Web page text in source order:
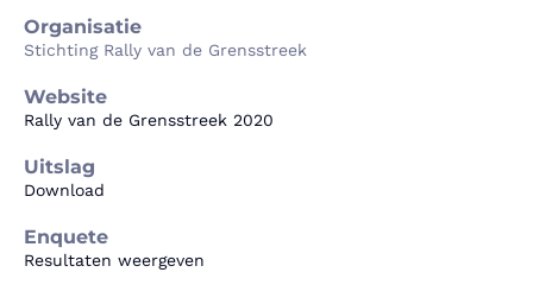
Organisatie
Stichting Rally van de Grensstreek
Website
Rally van de Grensstreek 2020
Uitslag
Download
Enquete
Resultaten weergeven